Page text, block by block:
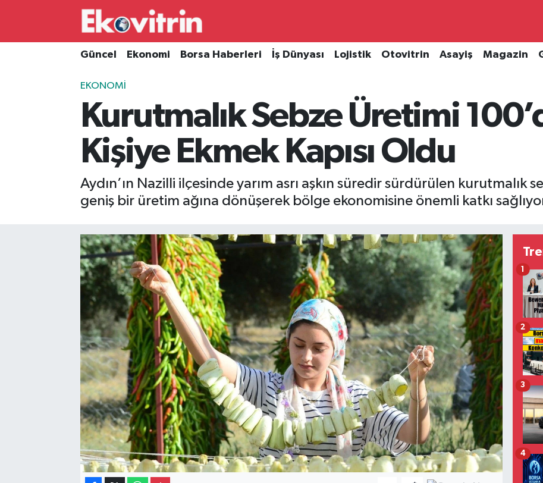
Güncel Ekonomi Borsa Haberleri İş Dünyası Lojistik Otovitrin Asayiş Magazin
EKONOMI
Kurutmalık Sebze Üretimi
Kişiye Ekmek Kapısı Oldu
Aydın’ın Nazilli ilçesinde yarım asrı aşkın süredir sürdürülen kurutmalık
geniş bir üretim ağına dönüşerek bölge ekonomisine önemli katkı
1
2
3
4
Güncel
Borsa Haberleri
Gayrimenkul
Hava Durumu
Süper Lig Puan Durumu ve Fikstür
Tüm Manşetler
Son Dakika Haberleri
Haber Arşivi